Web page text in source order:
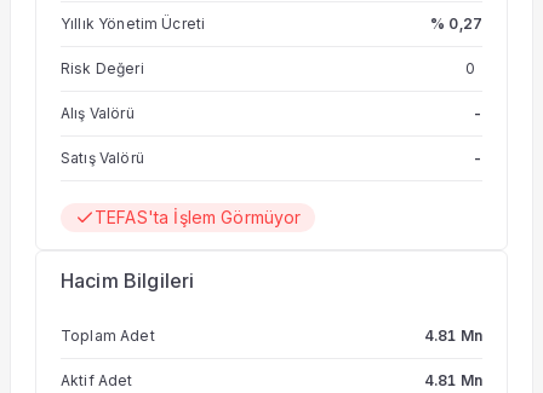
sözleşmelere yatırım yapılarak, fon portföyünün para
Söz konusu yatırım hedeflerine ulaşılması amacıyla fon
portföyü, yatırım öngörüleri doğrultusunda, uzun
pozisyonlar alınarak veya uzun ve kısa pozisyonlardan
Uzun ve kısa pozisyonlar fon portföyüne kaldıraçlı olarak
Yıllık Yönetim Ücreti % 0,27
Risk Değeri 0
Alış Valörü -
Satış Valörü -
TEFAS'ta İşlem Görmüyor
Hacim Bilgileri
Toplam Adet 4.81 Mn
Aktif Adet 4.81 Mn